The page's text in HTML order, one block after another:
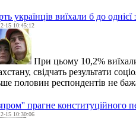
українців виїхали б до
15 10:45:12
При цьому 10,2% виїхали
свідчать результати
половин респондентів не
прагне конституційного
15 10:30:06